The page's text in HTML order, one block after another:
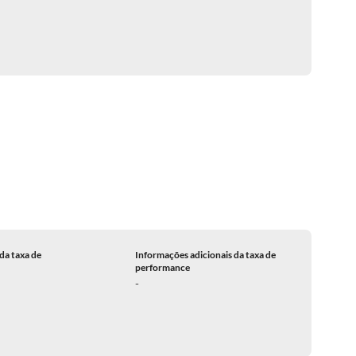
taxa de
Informações adicionais da taxa de
performance
-